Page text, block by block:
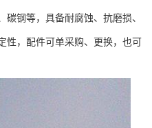
钢等，具备耐腐蚀、抗磨损、
，配件可单采购、更换，也可